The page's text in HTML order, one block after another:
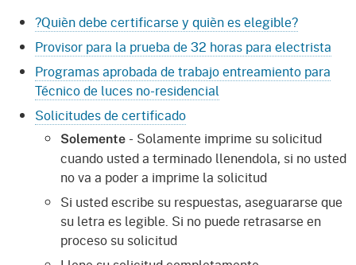
?Quièn debe certificarse y quièn es elegible?
Provisor para la prueba de 32 horas para electrista
Programas aprobada de trabajo entreamiento para
Técnico de luces no-residencial
Solicitudes de certificado
Solemente - Solamente imprime su solicitud
cuando usted a terminado llenendola, si no usted
no va a poder a imprime la solicitud
Si usted escribe su respuestas, aseguararse que
su letra es legible. Si no puede retrasarse en
proceso su solicitud